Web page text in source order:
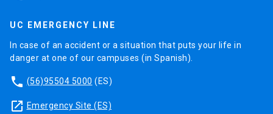
UC EMERGENCY LINE
In case of an accident or a situation that puts your life in
danger at one of our campuses (in Spanish).
phone (56)95504 5000 (ES)
launch Emergency Site (ES)